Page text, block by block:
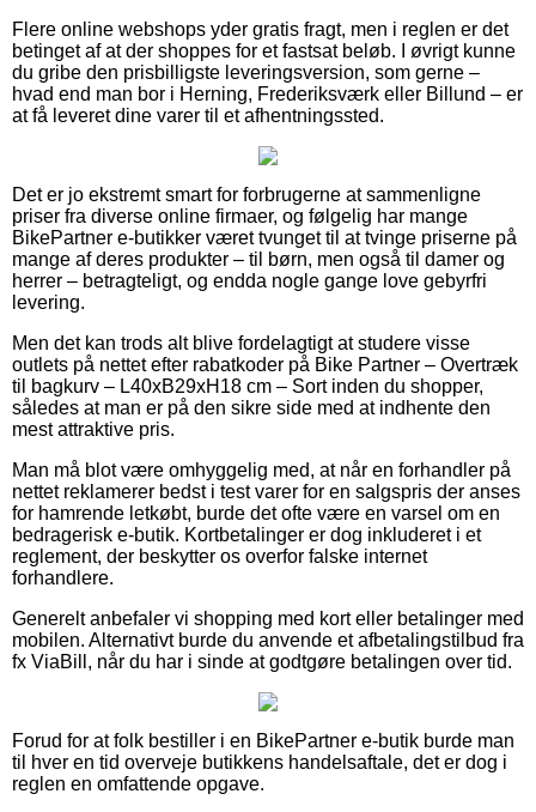
Flere online webshops yder gratis fragt, men i reglen er det
betinget af at der shoppes for et fastsat beløb. I øvrigt kunne
du gribe den prisbilligste leveringsversion, som gerne –
hvad end man bor i Herning, Frederiksværk eller Billund – er
at få leveret dine varer til et afhentningssted.
Det er jo ekstremt smart for forbrugerne at sammenligne
priser fra diverse online firmaer, og følgelig har mange
BikePartner e-butikker været tvunget til at tvinge priserne på
mange af deres produkter – til børn, men også til damer og
herrer – betragteligt, og endda nogle gange love gebyrfri
levering.
Men det kan trods alt blive fordelagtigt at studere visse
outlets på nettet efter rabatkoder på Bike Partner – Overtræk
til bagkurv – L40xB29xH18 cm – Sort inden du shopper,
således at man er på den sikre side med at indhente den
mest attraktive pris.
Man må blot være omhyggelig med, at når en forhandler på
nettet reklamerer bedst i test varer for en salgspris der anses
for hamrende letkøbt, burde det ofte være en varsel om en
bedragerisk e-butik. Kortbetalinger er dog inkluderet i et
reglement, der beskytter os overfor falske internet
forhandlere.
Generelt anbefaler vi shopping med kort eller betalinger med
mobilen. Alternativt burde du anvende et afbetalingstilbud fra
fx ViaBill, når du har i sinde at godtgøre betalingen over tid.
Forud for at folk bestiller i en BikePartner e-butik burde man
til hver en tid overveje butikkens handelsaftale, det er dog i
reglen en omfattende opgave.